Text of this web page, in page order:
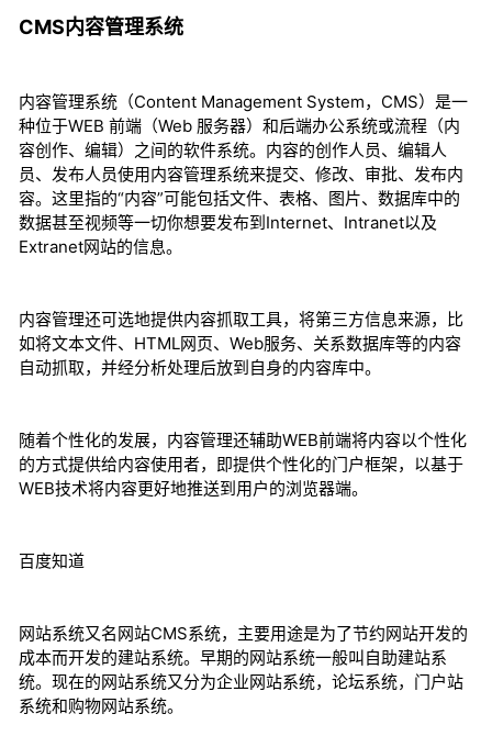
CMS内容管理系统
内容管理系统（Content Management System，CMS）是一
种位于WEB 前端（Web 服务器）和后端办公系统或流程（内
容创作、编辑）之间的软件系统。内容的创作人员、编辑人
员、发布人员使用内容管理系统来提交、修改、审批、发布内
容。这里指的“内容”可能包括文件、表格、图片、数据库中的
数据甚至视频等一切你想要发布到Internet、Intranet以及
Extranet网站的信息。
内容管理还可选地提供内容抓取工具，将第三方信息来源，比
如将文本文件、HTML网页、Web服务、关系数据库等的内容
自动抓取，并经分析处理后放到自身的内容库中。
随着个性化的发展，内容管理还辅助WEB前端将内容以个性化
的方式提供给内容使用者，即提供个性化的门户框架，以基于
WEB技术将内容更好地推送到用户的浏览器端。
百度知道
网站系统又名网站CMS系统，主要用途是为了节约网站开发的
成本而开发的建站系统。早期的网站系统一般叫自助建站系
统。现在的网站系统又分为企业网站系统，论坛系统，门户站
系统和购物网站系统。